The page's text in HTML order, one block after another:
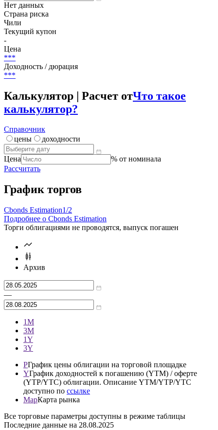
Нет данных
Страна риска
Чили
Текущий купон
-
Цена
***
Доходность / дюрация
***
Калькулятор | Расчет отЧто такое
калькулятор?
Справочник
цены
доходности
Цена
% от номинала
Рассчитать
График торгов
Cbonds Estimation1/2
Подробнее о Cbonds Estimation
Торги облигациями не проводятся, выпуск погашен
Архив
—
1М
3М
1Y
3Y
PГрафик цены облигации на торговой площадке
YГрафик доходностей к погашению (YTM) / оферте
(YTP/YTC) облигации. Описание YTM/YTP/YTC
доступно по ссылке
MapКарта рынка
Все торговые параметры доступны в режиме таблицы
Последние данные на 28.08.2025